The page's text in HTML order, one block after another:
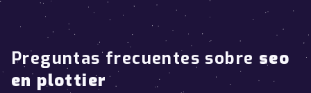
Preguntas frecuentes sobre seo
en plottier